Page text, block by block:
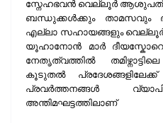
സ്നേഹഭവന്‍ വെല്ലൂര്‍
ബന്ധുക്കള്‍ക്കും താമസവും
എല്ലാ സഹായങ്ങളും
യൂഹാനോന്‍ മാര്‍
നേതൃത്വത്തില്‍
കൂടുതല്‍
പ്രവര്‍ത്തനങ്ങള്‍
അന്തിമഘട്ടത്തിലാണ്